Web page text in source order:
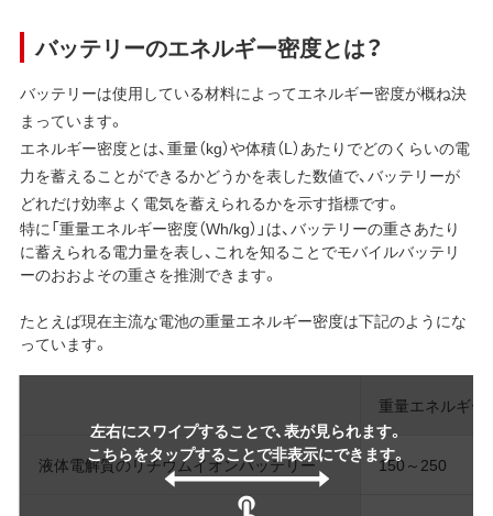
バッテリーのエネルギー密度とは？
バッテリーは使用している材料によってエネルギー密度が概ね決
まっています。
エネルギー密度とは、重量（kg）や体積（L）あたりでどのくらいの電
力を蓄えることができるかどうかを表した数値で、バッテリーが
どれだけ効率よく電気を蓄えられるかを示す指標です。
特に「重量エネルギー密度（Wh/kg）」は、バッテリーの重さあたり
に蓄えられる電力量を表し、これを知ることでモバイルバッテリ
ーのおおよその重さを推測できます。
たとえば現在主流な電池の重量エネルギー密度は下記のようにな
っています。
左右にスワイプすることで、表が見られます。
こちらをタップすることで非表示にできます。
重量エネルギー
液体電解質のリチウムイオンバッテリー 150～250